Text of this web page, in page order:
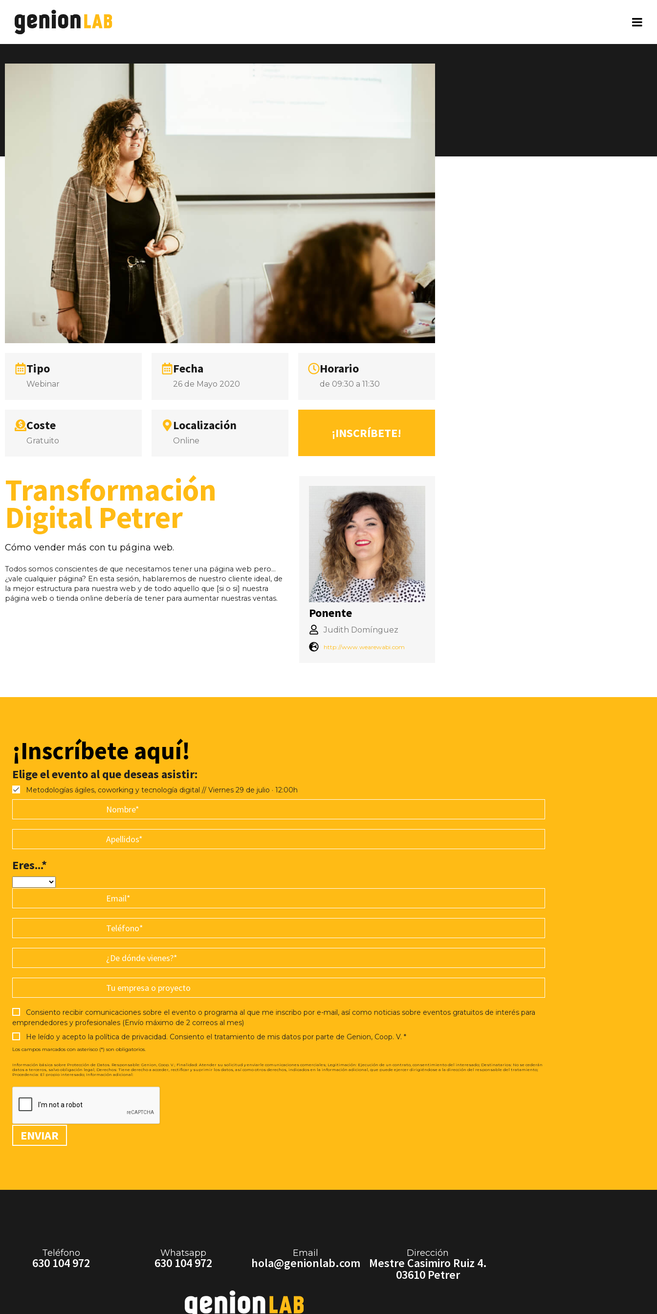
Tipo
Webinar
Coste
Gratuito
Fecha
26 de Mayo 2020
Localización
Online
Horario
de 09:30 a 11:30
¡INSCRÍBETE!
Transformación
Digital Petrer
Cómo vender más con tu página web.
Todos somos conscientes de que necesitamos tener una página web pero…
¿vale cualquier página? En esta sesión, hablaremos de nuestro cliente ideal, de
la mejor estructura para nuestra web y de todo aquello que [si o si] nuestra
página web o tienda online debería de tener para aumentar nuestras ventas.
Ponente
Judith Domínguez
http://www.wearewabi.com
¡Inscríbete aquí!
Elige el evento al que deseas asistir:
Metodologías ágiles, coworking y tecnología digital // Viernes 29 de julio · 12:00h
Eres...*
emprendedores y profesionales (Envío máximo de 2 correos al mes)
He leído y acepto la política de privacidad. Consiento el tratamiento de mis datos por parte de Genion, Coop. V. *
Los campos marcados con asterisco (*) son obligatorios.
Información básica sobre Protección de Datos. Responsable: Genion, Coop. V.; Finalidad: Atender su solicitud y enviarle comunicaciones comerciales; Legitimación: Ejecución de un contrato, consentimiento del interesado; Destinatarios: No se cederán
datos a terceros, salvo obligación legal; Derechos: Tiene derecho a acceder, rectificar y suprimir los datos, así como otros derechos, indicados en la información adicional, que puede ejercer dirigiéndose a la dirección del responsable del tratamiento;
Procedencia: El propio interesado; Información adicional:
ENVIAR
Teléfono
630 104 972
Whatsapp
630 104 972
Email
hola@genionlab.com
Dirección
Mestre Casimiro Ruiz 4.
03610 Petrer